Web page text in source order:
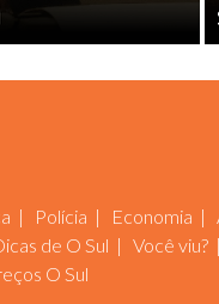
Polícia Economia
de O Sul Você viu?
O Sul